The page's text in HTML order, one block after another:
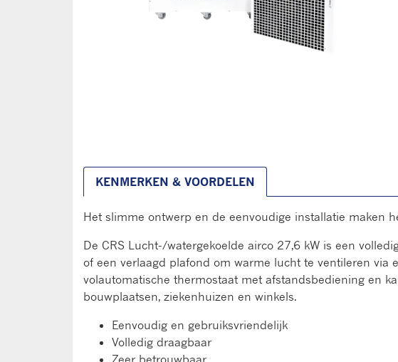
KENMERKEN & VOORDELEN
Het slimme ontwerp en de eenvoudige installatie maken
De CRS Lucht-/watergekoelde airco 27,6 kW is een
of een verlaagd plafond om warme lucht te ventileren via
volautomatische thermostaat met afstandsbediening en
bouwplaatsen, ziekenhuizen en winkels.
Eenvoudig en gebruiksvriendelijk
Volledig draagbaar
Zeer betrouwbaar